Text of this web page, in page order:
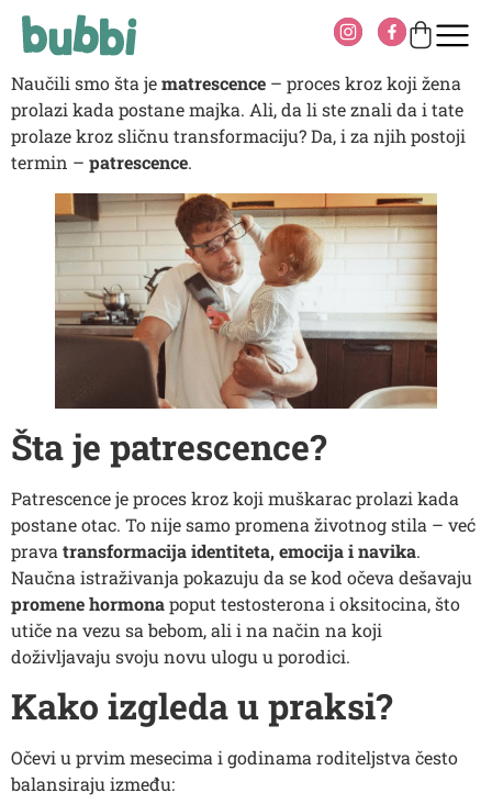
Naučili smo šta jematrescence – proces kroz koji žena
prolazi kada postane majka. Ali, da li ste znali da i tate
prolaze kroz sličnu transformaciju? Da, i za njih postoji
termin – patrescence.
Šta je patrescence?
Patrescence je proces kroz koji muškarac prolazi kada
postane otac. To nije samo promena životnog stila – već
prava transformacija identiteta, emocija i navika.
Naučna istraživanja pokazuju da se kod očeva dešavaju
promene hormonapoput testosterona i oksitocina, što
utiče na vezu sa bebom, ali i na način na koji
doživljavaju svoju novu ulogu u porodici.
Kako izgleda u praksi?
Očevi u prvim mesecima i godinama roditeljstva često
balansiraju između: